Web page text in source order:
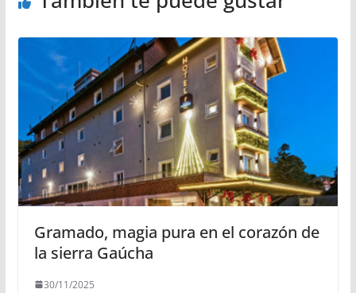
Gramado, magia pura en el corazón de
la sierra Gaúcha
30/11/2025